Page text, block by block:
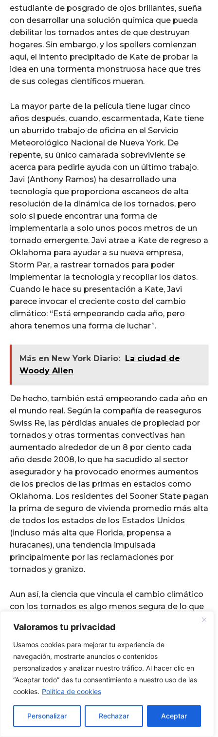
Valoramos tu privacidad
Usamos cookies para mejorar tu experiencia de
navegación, mostrarte anuncios o contenidos
personalizados y analizar nuestro tráfico. Al hacer clic en
“Aceptar todo” das tu consentimiento a nuestro uso de las
cookies. Política de cookies
Personalizar Rechazar Aceptar